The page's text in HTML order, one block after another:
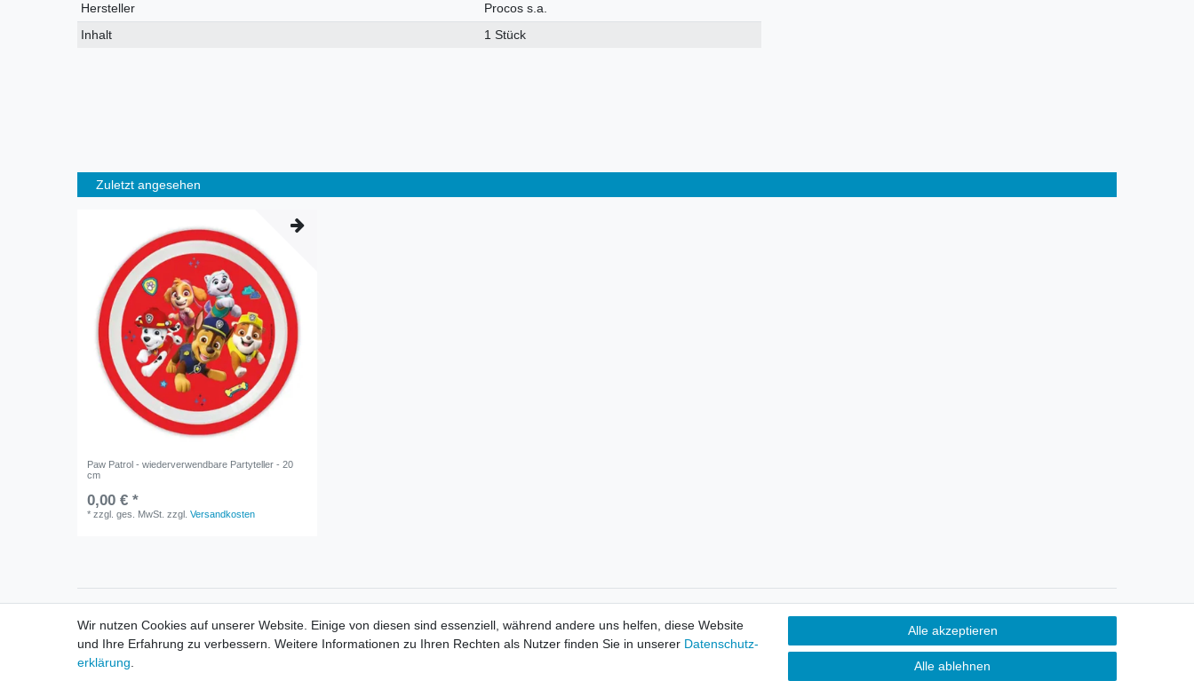
Hersteller
Procos s.a.
Inhalt
1 Stück
Zuletzt angesehen
Paw Patrol - wiederverwendbare Partyteller - 20
cm
0,00 € *
*zzgl. ges. MwSt. zzgl.Versandkosten
Informationen
Neukunden / New Accounts
Zahlung
Versandkosten
Informationen
Händlerbund - rechtssicher verkaufen
Produkt-Kataloge
Wir versenden mit
Sie möchten über neu eingetroffene
Lagerware oder Neuheiten
Wir nutzen Cookies auf unserer Website. Einige von diesen sind essenziell, während andere uns helfen, diese Website
und Ihre Erfahrung zu verbessern. Weitere Informationen zu Ihren Rechten als Nutzer finden Sie in unserer Daten­schutz­
erklärung
Alle akzeptieren
Alle ablehnen